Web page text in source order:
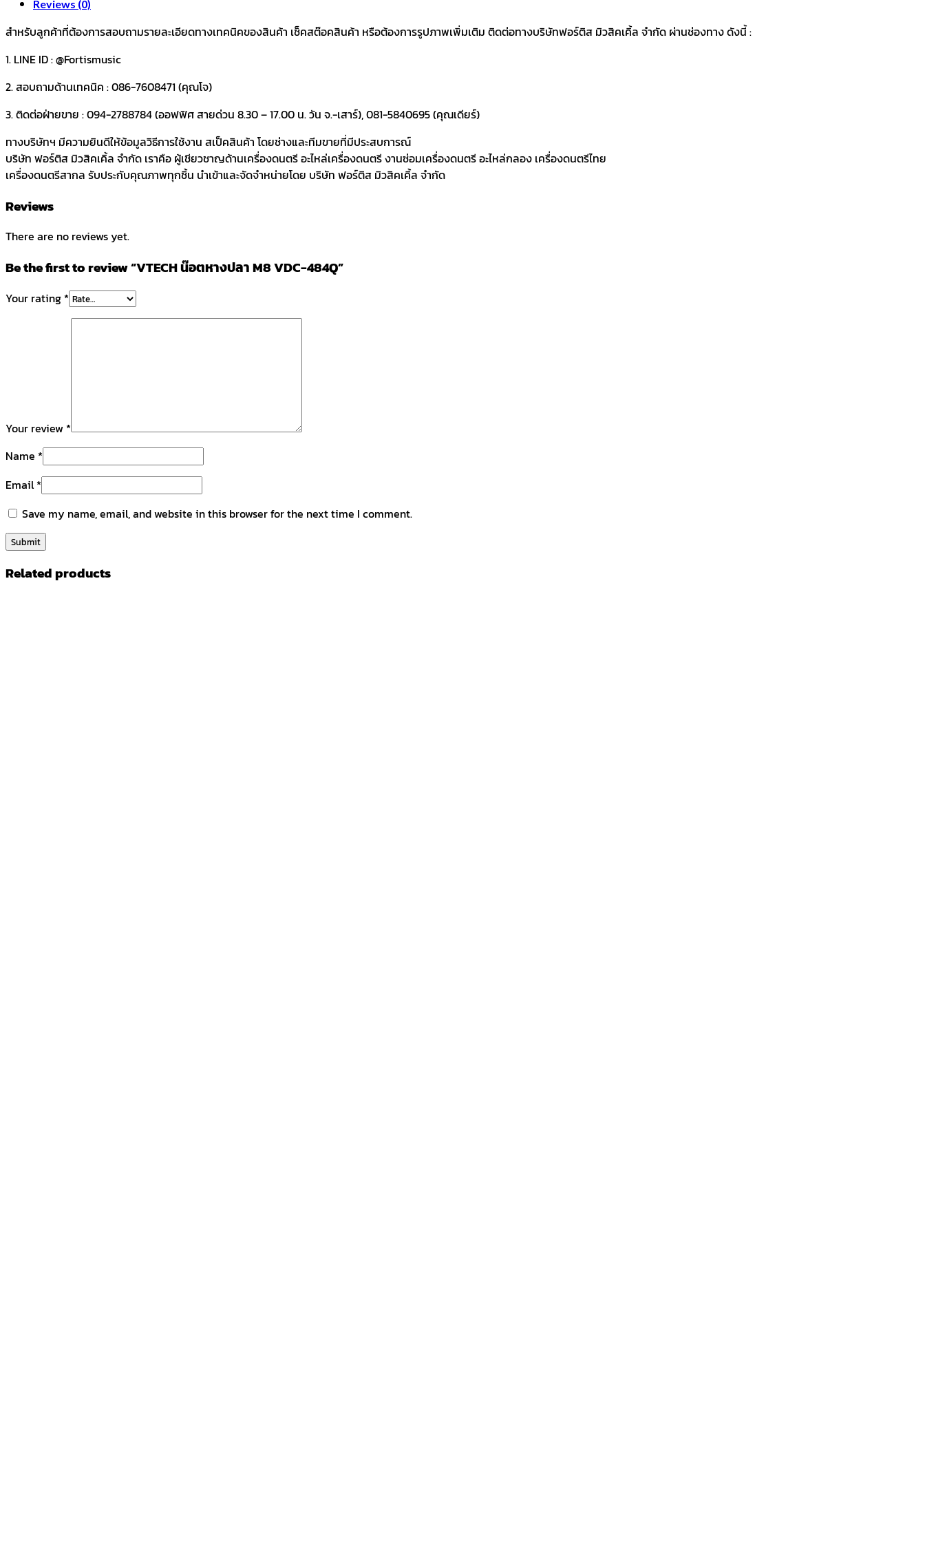
Reviews (0)
สำหรับลูกค้าที่ต้องการสอบถามรายละเอียดทางเทคนิคของสินค้า เช็คสต๊อคสินค้า หรือต้องการรูปภาพเพิ่มเติม ติดต่อทางบริษัทฟอร์ติส มิวสิคเคิ้ล จำกัด ผ่านช่องทาง ดังนี้ :
1. LINE ID : @Fortismusic
2. สอบถามด้านเทคนิค : 086-7608471 (คุณโจ)
3. ติดต่อฝ่ายขาย : 094-2788784 (ออฟฟิศ สายด่วน 8.30 – 17.00 น. วัน จ.-เสาร์), 081-5840695 (คุณเดียร์)
ทางบริษัทฯ มีความยินดีให้ข้อมูลวิธีการใช้งาน สเป็คสินค้า โดยช่างและทีมขายที่มีประสบการณ์
บริษัท ฟอร์ติส มิวสิคเคิ้ล จำกัด เราคือ ผู้เชียวชาญด้านเครื่องดนตรี อะไหล่เครื่องดนตรี งานซ่อมเครื่องดนตรี อะไหล่กลอง เครื่องดนตรีไทย
เครื่องดนตรีสากล รับประกับคุณภาพทุกชิ้น นำเข้าและจัดจำหน่ายโดย บริษัท ฟอร์ติส มิวสิคเคิ้ล จำกัด
Reviews
There are no reviews yet.
Be the first to review “VTECH น๊อตหางปลา M8 VDC-484Q”
Your rating *
Your review *
Name *
Email*
Save my name, email, and website in this browser for the next time I comment.
Related products